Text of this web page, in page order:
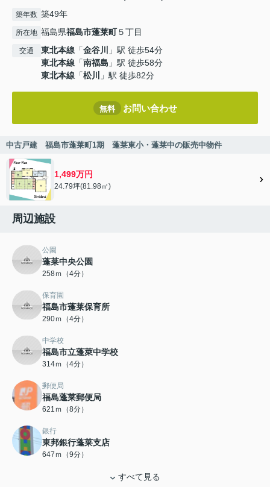
築年数 築49年
所在地 福島県福島市蓬莱町５丁目
交通 東北本線 「金谷川
」駅 徒歩54分
東北本線 「南福島 」駅 徒歩58分
東北本線 「松川 」駅 徒歩82分
無料 お問い合わせ
中古戸建 福島市蓬莱町1期 蓬莱東小・蓬莱中の販売中物件
1,499万円
24.79坪(81.98㎡)
周辺施設
公園
蓬莱中央公園
258ｍ（4分）
保育園
福島市蓬莱保育所
290ｍ（4分）
中学校
福島市立蓬萊中学校
314ｍ（4分）
郵便局
福島蓬莱郵便局
621ｍ（8分）
銀行
東邦銀行蓬莱支店
647ｍ（9分）
すべて見る